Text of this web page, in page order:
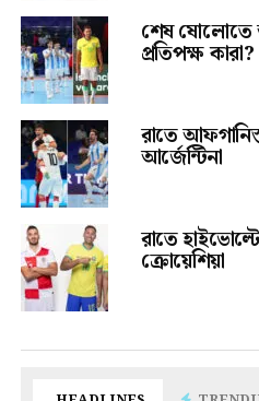
শেষ ষোলোতে
প্রতিপক্ষ কারা?
রাতে
আর্জেন্টিনা
রাতে
ক্রোয়েশিয়া